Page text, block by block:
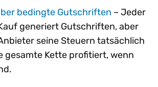
bedingte Gutschriften – Jeder
generiert Gutschriften, aber
seine Steuern tatsächlich
gesamte Kette profitiert, wenn